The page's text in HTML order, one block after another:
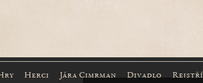
Herci Jára Cimrman Divadlo